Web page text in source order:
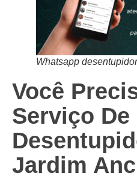
Whatsapp
Você
Serviço De
Jardim